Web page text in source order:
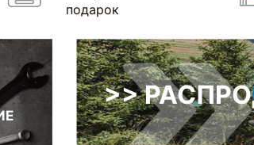
подарок
>>